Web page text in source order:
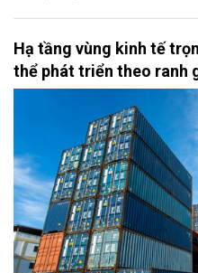
Hạ tầng vùng kinh tế
thể phát triển theo ranh